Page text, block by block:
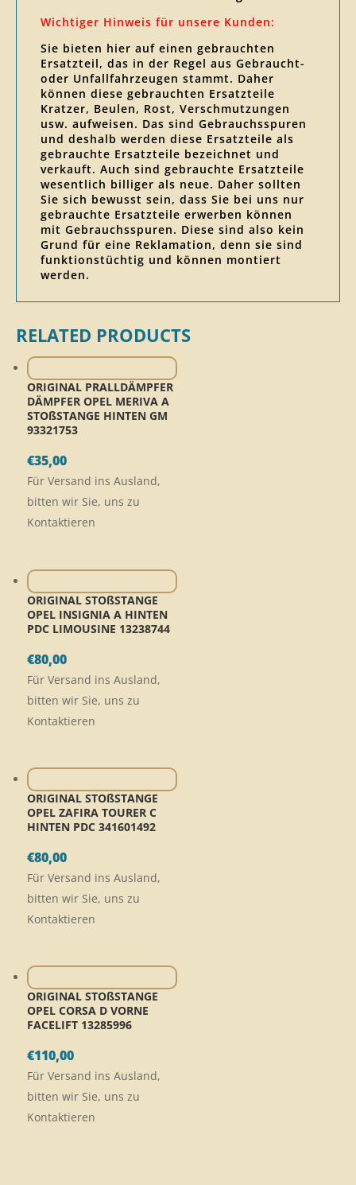
Wichtiger Hinweis für unsere Kunden:
Sie bieten hier auf einen gebrauchten
Ersatzteil, das in der Regel aus Gebraucht-
oder Unfallfahrzeugen stammt. Daher
können diese gebrauchten Ersatzteile
Kratzer, Beulen, Rost, Verschmutzungen
usw. aufweisen. Das sind Gebrauchsspuren
und deshalb werden diese Ersatzteile als
gebrauchte Ersatzteile bezeichnet und
verkauft. Auch sind gebrauchte Ersatzteile
wesentlich billiger als neue. Daher sollten
Sie sich bewusst sein, dass Sie bei uns nur
gebrauchte Ersatzteile erwerben können
mit Gebrauchsspuren. Diese sind also kein
Grund für eine Reklamation, denn sie sind
funktionstüchtig und können montiert
werden.
RELATED PRODUCTS
ORIGINAL PRALLDÄMPFER
DÄMPFER OPEL MERIVA A
STOßSTANGE HINTEN GM
93321753
€35,00
Für Versand ins Ausland,
bitten wir Sie, uns zu
Kontaktieren
ORIGINAL STOßSTANGE
OPEL INSIGNIA A HINTEN
PDC LIMOUSINE 13238744
€80,00
Für Versand ins Ausland,
bitten wir Sie, uns zu
Kontaktieren
ORIGINAL STOßSTANGE
OPEL ZAFIRA TOURER C
HINTEN PDC 341601492
€80,00
Für Versand ins Ausland,
bitten wir Sie, uns zu
Kontaktieren
ORIGINAL STOßSTANGE
OPEL CORSA D VORNE
FACELIFT 13285996
€110,00
Für Versand ins Ausland,
bitten wir Sie, uns zu
Kontaktieren